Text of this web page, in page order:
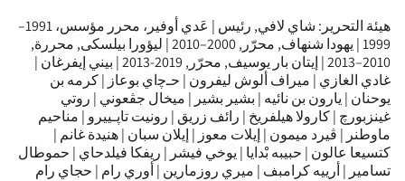
هيئة التحرير: شاي لافي, رئيس | عَدي أوفير، محرر مؤسس، 1991–
1999 | يهودا شنهاف, محرّر, 2000–2010 | ليؤورا بيلسكى, محررة,
2010–2013 | إيتان بار يوسيف, محرّر, 2019-2013 | بيني إيفرغان |
غادي الغازي | ميراف ألوش ليفرون | حـﭼاي بوعاز | كرمه بن
يوحنان | يارون بن نائيه | بشير بشير | ميخال جڤعوني | روتي
غينزبورچ | كارولا هيلفريخ | رائف زريق | رونيت تاﭘـييرو | مناحيم
ماوطنر | ڤيرد ميمون | إيلات معوز | إيلان سبان | هنيدة غانم |
كتسيعا عالون | حبيبه بْدايا | يوخي فيشر | ريفكا فيلدحاي | حموطال
تسامير | أرييه كرامبف | ميري روزمارين | أوري رام | حجاي رام